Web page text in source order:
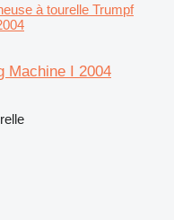
à tourelle Trumpf
Machine I 2004